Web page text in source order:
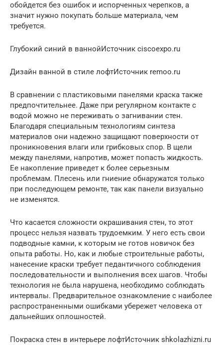
обойдется без ошибок и испорченных черепков, а
значит нужно покупать больше материала, чем
требуется.
Глубокий синий в ваннойИсточник ciscoexpo.ru
Дизайн ванной в стиле лофтИсточник remoo.ru
В сравнении с пластиковыми панелями краска также
предпочтительнее. Даже при регулярном контакте с
водой можно не переживать о загнивании стен.
Благодаря специальным технологиям синтеза
материалов они надежно защищают поверхности от
проникновения влаги или грибковых спор. В щели
между панелями, напротив, может попасть жидкость.
Ее накопление приведет к более серьезным
проблемам. Плесень или гниение обнаружатся только
при последующем ремонте, так как панели визуально
не изменятся.
Что касается сложности окрашивания стен, то этот
процесс нельзя назвать трудоемким. У него есть свои
подводные камни, к которым не готов новичок без
опыта работы. Но, как и любые строительные работы,
нанесение краски требует педантичного соблюдения
последовательности и выполнения всех шагов. Чтобы
технология не была нарушена, необходимо соблюдать
интервалы. Предварительное ознакомление с наиболее
распространенными ошибками убережет человека от
дальнейших оплошностей.
Покраска стен в интерьере лофтИсточник shkolazhizni.ru